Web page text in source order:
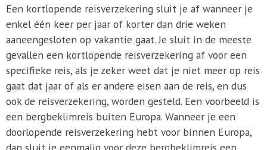
Een kortlopende reisverzekering sluit je af wanneer je
enkel één keer per jaar of korter dan drie weken
aaneengesloten op vakantie gaat. Je sluit in de meeste
gevallen een kortlopende reisverzekering af voor een
specifieke reis, als je zeker weet dat je niet meer op reis
gaat dat jaar of als er andere eisen aan de reis, en dus
ook de reisverzekering, worden gesteld. Een voorbeeld is
een bergbeklimreis buiten Europa. Wanneer je een
doorlopende reisverzekering hebt voor binnen Europa,
dan sluit je eenmalig voor deze bergbeklimreis een